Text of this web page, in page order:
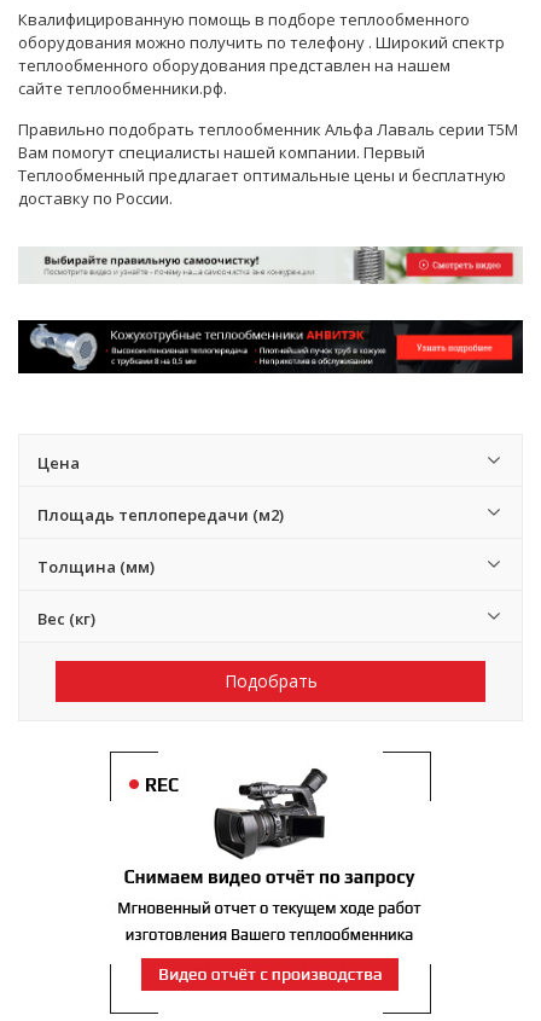
Квалифицированную помощь в подборе теплообменного
оборудования можно получить по телефону . Широкий спектр
теплообменного оборудования представлен на нашем
сайте теплообменники.рф.
Правильно подобрать теплообменник Альфа Лаваль серии T5M
Вам помогутспециалисты нашей компании. Первый
Теплообменный предлагает оптимальные цены и бесплатную
доставку по России.
Цена
Площадь теплопередачи (м2)
Толщина (мм)
Вес (кг)
Подобрать